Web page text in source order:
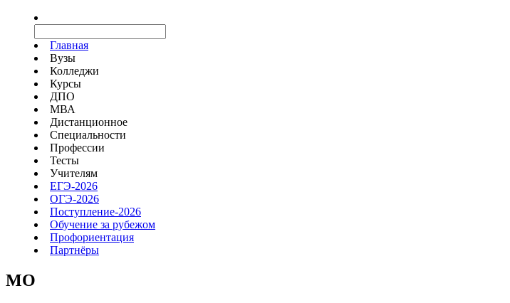
Главная
Вузы
Колледжи
Курсы
ДПО
МВА
Дистанционное
Специальности
Профессии
Тесты
Учителям
ЕГЭ-2026
ОГЭ-2026
Поступление-2026
Обучение за рубежом
Профориентация
Партнёры
MO